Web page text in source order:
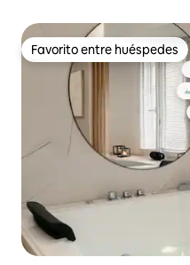
Favorito entre huéspedes
Favorito entre huéspedes